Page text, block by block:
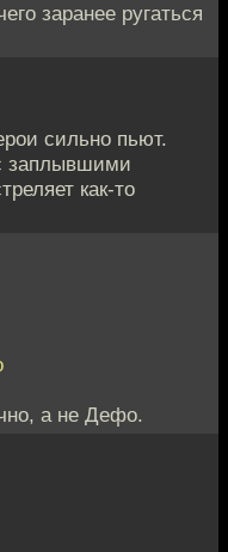
заранее ругаться
сильно пьют.
заплывшими
как-то
а не Дефо.